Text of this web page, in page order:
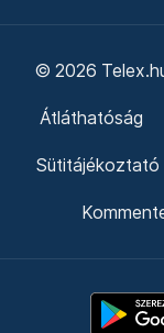
© 2026
Átláthatóság
Sütitájékoztató